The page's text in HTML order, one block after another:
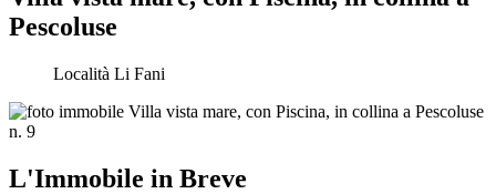
Pescoluse
Località Li Fani
L'Immobile in Breve